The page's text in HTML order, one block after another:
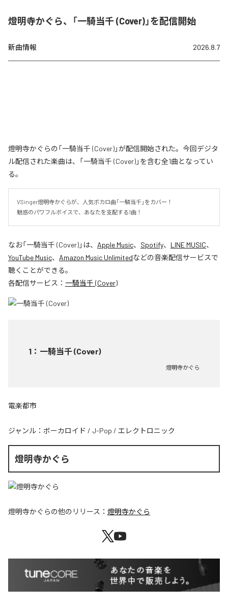
燈明寺かぐら、「一騎当千 (Cover)」を配信開始
新曲情報 2026.8.7
燈明寺かぐらの「一騎当千 (Cover)」が配信開始された。今回デジタ
ル配信された楽曲は、「一騎当千 (Cover)」を含む全1曲となってい
る。
VSinger燈明寺かぐらが、人気ボカロ曲「一騎当千」をカバー！
魅惑のパワフルボイスで、あなたを支配する1曲！
なお「一騎当千 (Cover)」は、 Apple Music、 Spotify、 LINE MUSIC、
YouTube Music、 Amazon Music Unlimitedなどの音楽配信サービスで
聴くことができる。
各配信サービス： 一騎当千 (Cover)
1 ： 一騎当千 (Cover)
燈明寺かぐら
電楽都市
ジャンル： ボーカロイド / J-Pop / エレクトロニック
燈明寺かぐら
燈明寺かぐらの他のリリース： 燈明寺かぐら